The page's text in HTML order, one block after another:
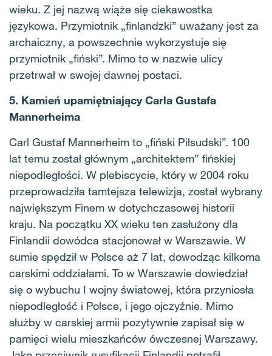
wieku. Z jej nazwą wiąże się ciekawostka
językowa. Przymiotnik „finlandzki” uważany jest za
archaiczny, a powszechnie wykorzystuje się
przymiotnik „fiński”. Mimo to w nazwie ulicy
przetrwał w swojej dawnej postaci.
5. Kamień upamiętniający Carla Gustafa
Mannerheima
Carl Gustaf Mannerheim to „fiński Piłsudski”. 100
lat temu został głównym „architektem” fińskiej
niepodległości. W plebiscycie, który w 2004 roku
przeprowadziła tamtejsza telewizja, został wybrany
największym Finem w dotychczasowej historii
kraju. Na początku XX wieku ten zasłużony dla
Finlandii dowódca stacjonował w Warszawie. W
sumie spędził w Polsce aż 7 lat, dowodząc kilkoma
carskimi oddziałami. To w Warszawie dowiedział
się o wybuchu I wojny światowej, która przyniosła
niepodległość i Polsce, i jego ojczyźnie. Mimo
służby w carskiej armii pozytywnie zapisał się w
pamięci wielu mieszkańców ówczesnej Warszawy.